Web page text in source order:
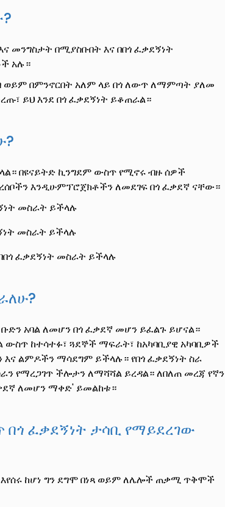
መንግስታት በሚያስቡበት እና በበጎ ፈቃደኝነት
አሉ።
ወይም በምንኖርበት አለም ላይ በጎ ለውጥ ለማምጣት ያለመ
ይህ እንደ በጎ ፈቃደኝነት ይቆጠራል።
በዩናይትድ ኪንግደም ውስጥ የሚኖሩ ብዙ ሰዎች
እንዲሁምፕሮጀክቶችን ለመደገፍ በጎ ፈቃደኛ ናቸው።
መስራት ይችላሉ
መስራት ይችላሉ
ፈቃደኝነት መስራት ይችላሉ
አባል ለመሆን በጎ ፈቃደኛ መሆን ይፈልጉ ይሆናል።
ከተሳተፉ፣ ጓደኞች ማፍራት፣ ከአካባቢያዊ አካባቢዎች
እና ልምዶችን ማሳደግም ይችላሉ። የበጎ ፈቃደኝነት ስራ
የማረጋገጥ ችሎታን ለማሻሻል ይረዳል። ለበለጠ መረጃ የኛን
ለመሆን ማቀድ' ይመልከቱ።
ፈቃደኝነት ታሳቢ የማይደረገው
ከሆነ ግን ደግሞ በነጻ ወይም ለሌሎች ጠቃሚ ጥቅሞች